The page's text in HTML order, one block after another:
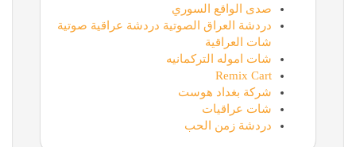
صدى الواقع السوري
دردشة العراق الصوتية دردشة عراقية صوتية
شات العراقية
شات اموله التركمانيه
Remix Cart
شركة بغداد هوست
شات عراقيات
دردشة زمن الحب